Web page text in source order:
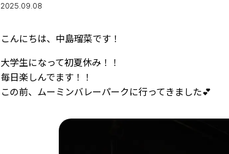
2025.09.08
こんにちは、中島瑠菜です！
大学生になって初夏休み！！
毎日楽しんでます！！
この前、ムーミンバレーパークに行ってきました💕